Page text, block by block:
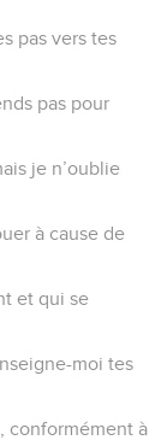
pas vers tes
pas pour
je n’oublie
à cause de
et qui se
moi tes
conformément à